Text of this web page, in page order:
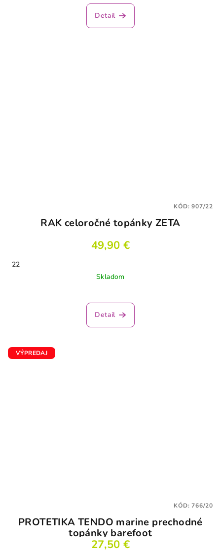
Detail
RAK celoročné topánky ZETA
49,90 €
22
Skladom
Detail
KÓD:907/22
VÝPREDAJ
PROTETIKA TENDO marine prechodné
topánky barefoot
27,50 €
KÓD:766/20